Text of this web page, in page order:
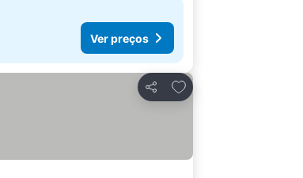
Ver preços
Partilhar
Adicionar aos favoritos